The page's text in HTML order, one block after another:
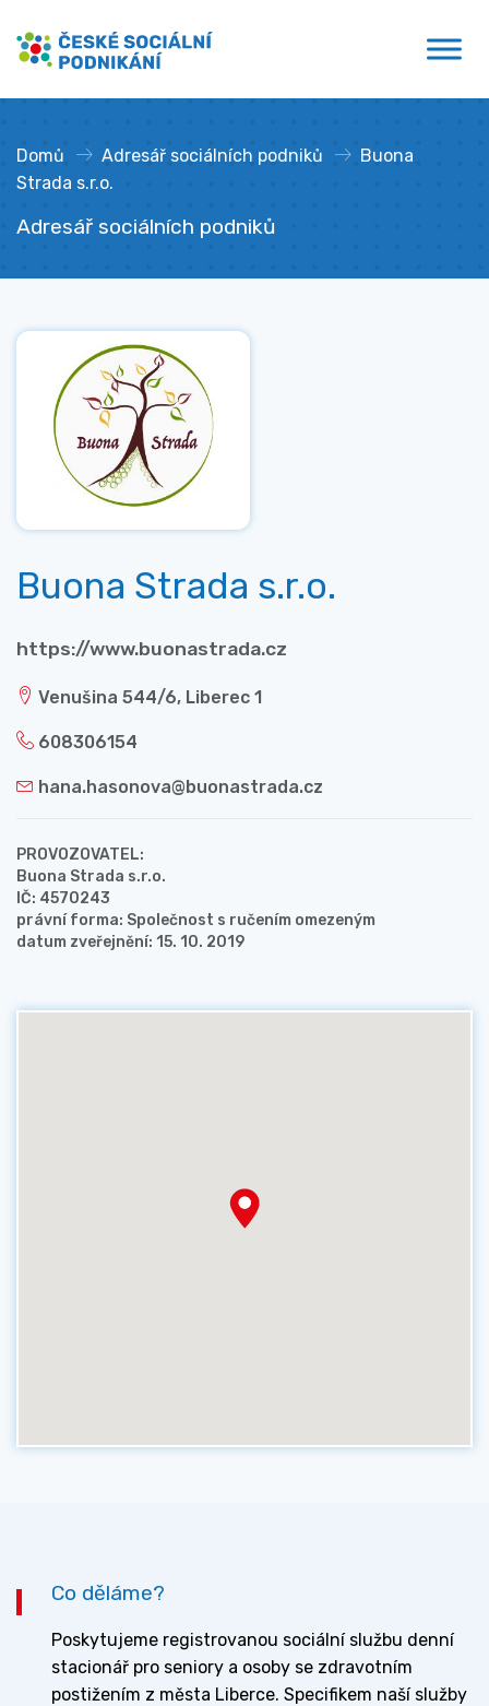
obsahu
České sociální podnikání
Domů » Adresář sociálních podniků »
Buona
Strada s.r.o.
Adresář sociálních podniků
Buona Strada s.r.o.
https://www.buonastrada.cz
Venušina 544/6, Liberec 1
608306154
hana.hasonova@buonastrada.cz
PROVOZOVATEL:
Buona Strada s.r.o.
IČ: 4570243
právní forma: Společnost s ručením omezeným
datum zveřejnění: 15. 10. 2019
Co děláme?
Poskytujeme registrovanou sociální službu denní
stacionář pro seniory a osoby se zdravotním
postižením z města Liberce. Specifikem naší služby